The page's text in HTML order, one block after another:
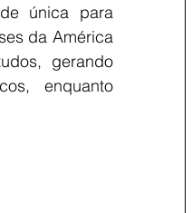
única para
da América
gerando
enquanto